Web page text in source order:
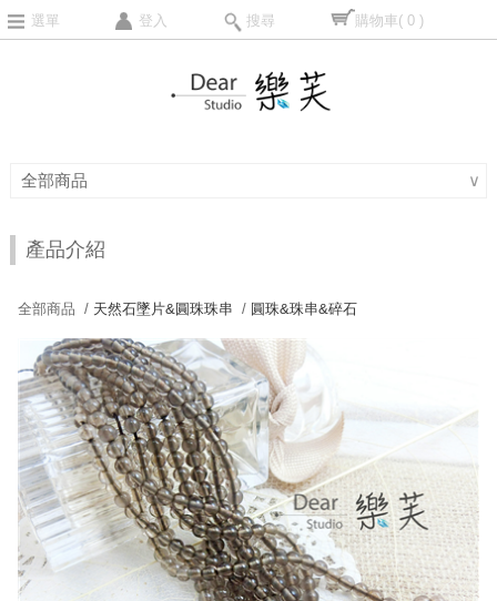
選單 登入 搜尋 購物車( 0 )
全部商品 ∨
產品介紹
全部商品 / 天然石墜片&圓珠珠串 / 圓珠&珠串&碎石